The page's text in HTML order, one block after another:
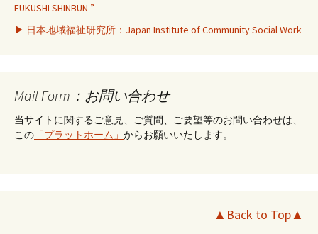
FUKUSHI SHINBUN ”
▶ 日本地域福祉研究所：Japan Institute of Community Social Work
Mail Form：お問い合わせ
当サイトに関するご意見、ご質問、ご要望等のお問い合わせは、
この 「プラットホーム」 からお願いいたします。
▲Back to Top▲